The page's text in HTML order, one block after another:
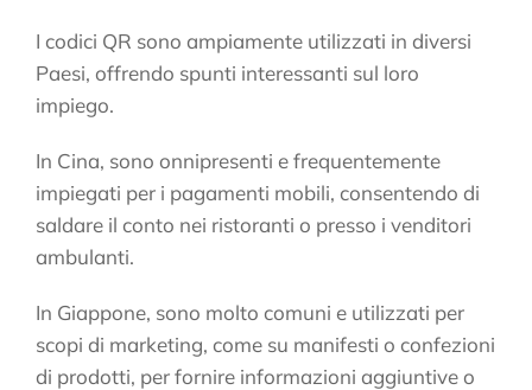
I codici QR sono ampiamente utilizzati in diversi
Paesi, offrendo spunti interessanti sul loro
impiego.
In Cina, sono onnipresenti e frequentemente
impiegati per i pagamenti mobili, consentendo di
saldare il conto nei ristoranti o presso i venditori
ambulanti.
In Giappone, sono molto comuni e utilizzati per
scopi di marketing, come su manifesti o confezioni
di prodotti, per fornire informazioni aggiuntive o